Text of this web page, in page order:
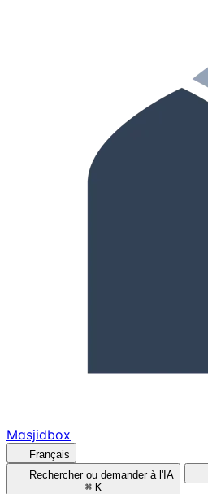
Masjidbox
Français
Rechercher ou demander à l'IA
⌘ K